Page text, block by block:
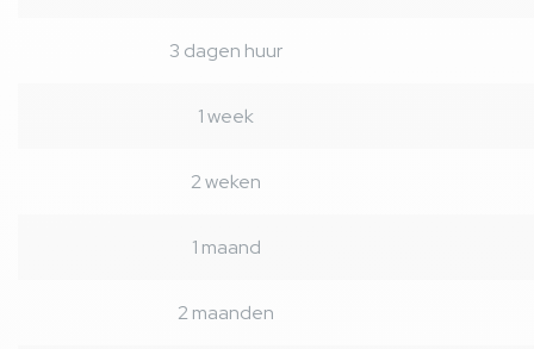
3 dagen huur
1 week
2 weken
1 maand
2 maanden